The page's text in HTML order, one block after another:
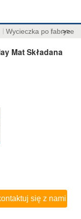
Wycieczka po fabryce
>>
Mat Składana
się z nami